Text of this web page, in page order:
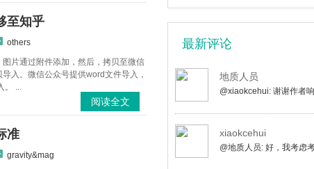
至知乎
others
片通过附件添加，然后，拷贝至微信
入。微信公众号提供word文件导入，
。 ...
阅读全文
准
gravity&mag
最新评论
地质人员
@xiaokcehui: 谢谢作者
xiaokcehui
@地质人员: 好，我考虑